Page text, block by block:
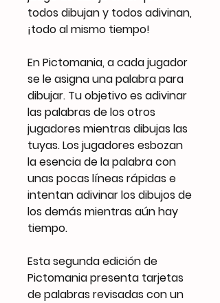
todos dibujan y todos adivinan,
¡todo al mismo tiempo!
En Pictomania, a cada jugador
se le asigna una palabra para
dibujar. Tu objetivo es adivinar
las palabras de los otros
jugadores mientras dibujas las
tuyas. Los jugadores esbozan
la esencia de la palabra con
unas pocas líneas rápidas e
intentan adivinar los dibujos de
los demás mientras aún hay
tiempo.
Esta segunda edición de
Pictomania presenta tarjetas
de palabras revisadas con un